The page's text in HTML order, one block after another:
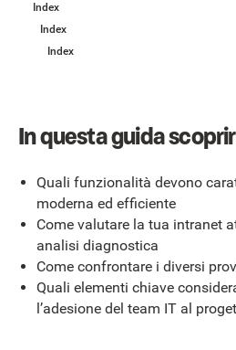
Index
Index
Index
In questa guida
Quali funzionalità devono
moderna ed efficiente
Come valutare la tua intranet
analisi diagnostica
Come confrontare i diversi
Quali elementi chiave
l’adesione del team IT al